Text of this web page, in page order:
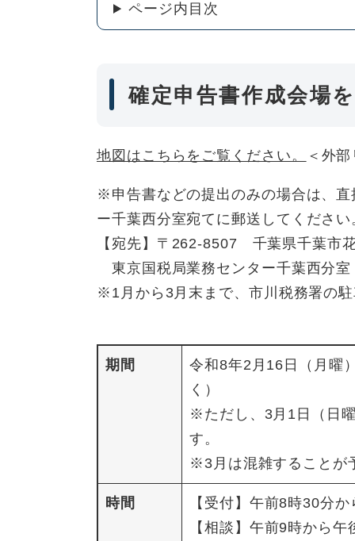
ページ内目次
確定申告書作成会場
地図はこちらをご覧ください。 ＜外
※申告書などの提出のみの場合は、
ー千葉西分室宛てに郵送してください
【宛先】〒262-8507 千葉県千葉市
東京国税局業務センター千葉西分室
※1月から3月末まで、市川税務署の
期間
令和8年2月16日（月曜
く）
※ただし、3月1日（日
す。
※3月は混雑することが
時間
【受付】午前8時30分
【相談】午前9時から午